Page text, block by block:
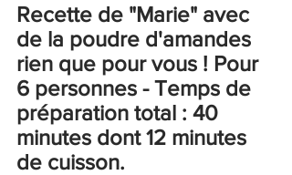
Recette de "Marie" avec
de la poudre d'amandes
rien que pour vous ! Pour
6 personnes - Temps de
préparation total : 40
minutes dont 12 minutes
de cuisson.